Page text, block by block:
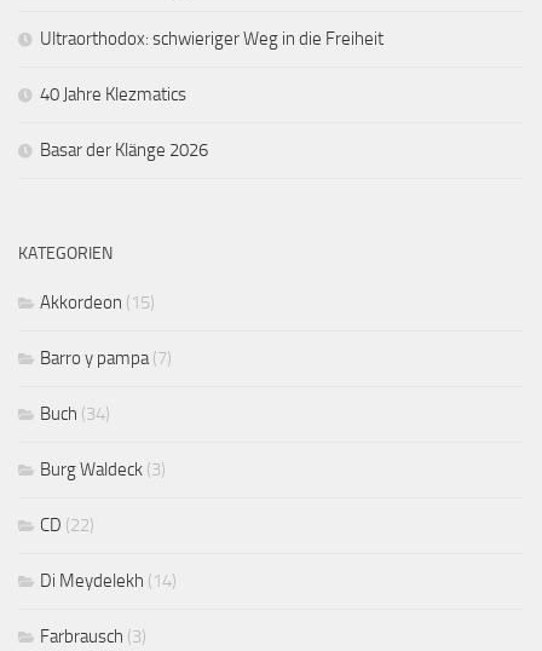
Ultraorthodox: schwieriger Weg in die Freiheit
40 Jahre Klezmatics
Basar der Klänge 2026
KATEGORIEN
Akkordeon (15)
Barro y pampa(7)
Buch (34)
Burg Waldeck (3)
CD (22)
Di Meydelekh (14)
Farbrausch (3)